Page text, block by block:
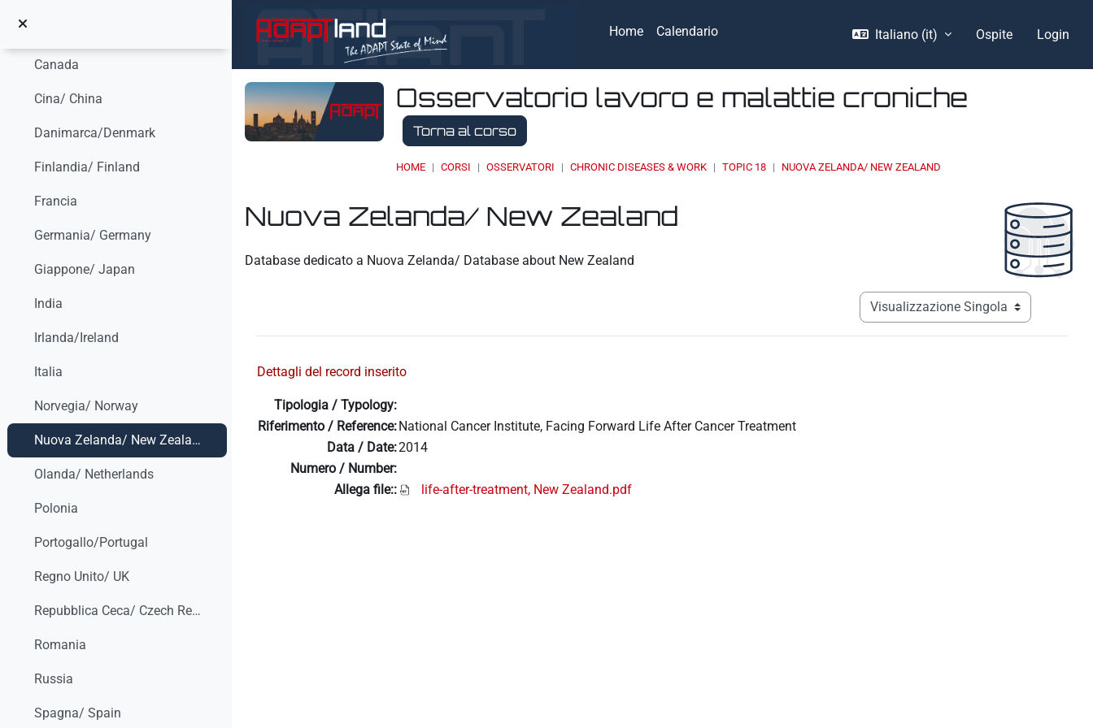
Home
Calendario Italiano ‎(it)‎ Ospite Login
Canada
Cina/ China
Danimarca/Denmark
Finlandia/ Finland
Francia
Germania/ Germany
Giappone/ Japan
India
Irlanda/Ireland
Italia
Norvegia/ Norway
Nuova Zelanda/ New Zealand
Olanda/ Netherlands
Polonia
Portogallo/Portugal
Regno Unito/ UK
Repubblica Ceca/ Czech Republic
Romania
Russia
Spagna/ Spain
Osservatorio lavoro e malattie croniche
Torna al corso
HOME CORSI OSSERVATORI CHRONIC DISEASES & WORK TOPIC 18 NUOVA ZELANDA/ NEW ZEALAND
Nuova Zelanda/ New Zealand
Database dedicato a Nuova Zelanda/ Database about New Zealand
Navigazione terziaria modalità
Dettagli del record inserito
Tipologia / Typology:
Riferimento / Reference:National Cancer Institute, Facing Forward Life After Cancer Treatment
Data / Date:2014
Numero / Number:
Allega file::
life-after-treatment, New Zealand.pdf